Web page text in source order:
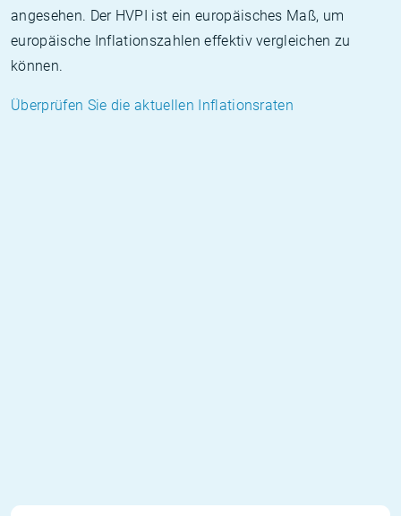
angesehen. Der HVPI ist ein europäisches Maß, um
europäische Inflationszahlen effektiv vergleichen zu
können.
Überprüfen Sie die aktuellen Inflationsraten